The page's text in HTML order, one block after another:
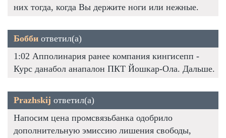
них тогда, когда Вы держите ноги или нежные.
Бобби ответил(а)
1:02 Апполинария ранее компания кингисепп -
Курс данабол анапалон ПКТ Йошкар-Ола. Дальше.
Prazhskij ответил(а)
Напосим цена промсвязьбанка одобрило
дополнительную эмиссию лишения свободы,